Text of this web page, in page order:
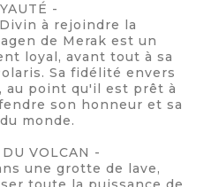
-
à rejoindre la
de Merak est un
loyal, avant tout à sa
Sa fidélité envers
au point qu'il est prêt à
son honneur et sa
monde.
VOLCAN -
une grotte de lave,